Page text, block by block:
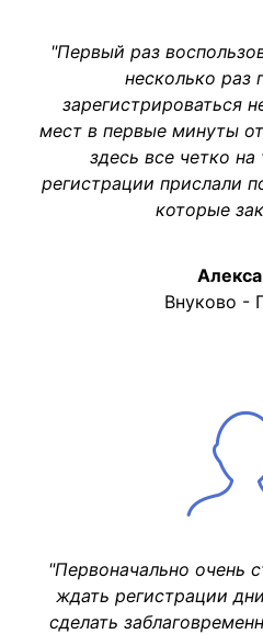
"Первый раз
несколько раз
зарегистрироваться
мест в первые минуты
здесь все четко
регистрации прислали
которые
Внуково -
"Первоначально очень
ждать регистрации
сделать